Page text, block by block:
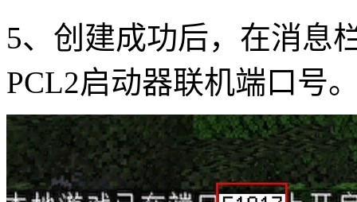
5、创建成功后，在消息
PCL2启动器联机端口号